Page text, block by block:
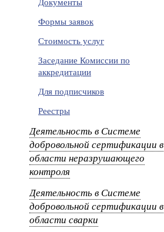
Формы заявок
Стоимость услуг
Заседание Комиссии по
аккредитации
Для подписчиков
Реестры
Деятельность в Системе
добровольной сертификации в
области неразрушающего
контроля
Деятельность в Системе
добровольной сертификации в
области сварки